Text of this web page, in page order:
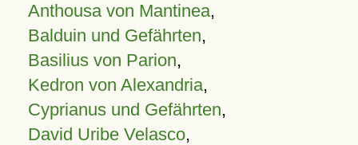
Anthousa von Mantinea,
Balduin und Gefährten,
Basilius von Parion,
Kedron von Alexandria,
Cyprianus und Gefährten,
David Uribe Velasco,